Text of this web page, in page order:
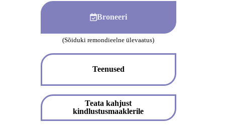
Broneeri
(Sõiduki remondieelne ülevaatus)
Teenused
Teata kahjust
kindlustusmaaklerile